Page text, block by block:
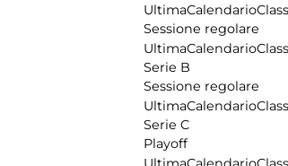
UltimaCalendario
Sessione regolare
UltimaCalendario
Serie B
Sessione regolare
UltimaCalendario
Serie C
Playoff